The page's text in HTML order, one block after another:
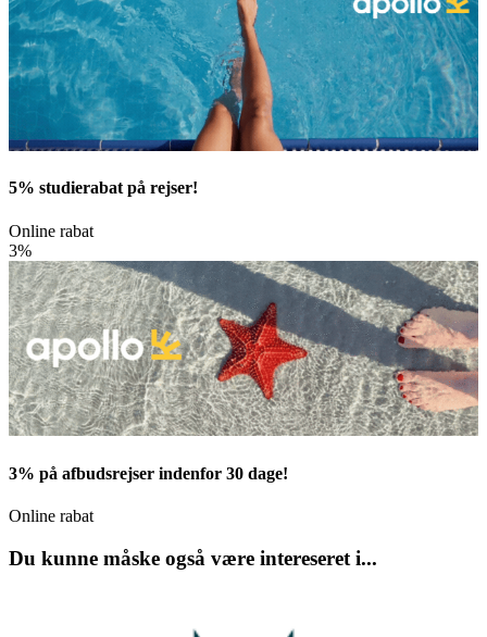
5% studierabat på rejser!
Online rabat
3%
3% på afbudsrejser indenfor 30 dage!
Online rabat
Du kunne måske også være intereseret i...